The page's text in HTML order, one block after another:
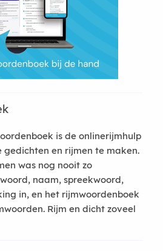
is de onlinerijmhulp
gedichten en rijmen te maken.
was nog nooit zo
naam, spreekwoord,
in, en het rijmwoordenboek
Rijm en dicht zoveel